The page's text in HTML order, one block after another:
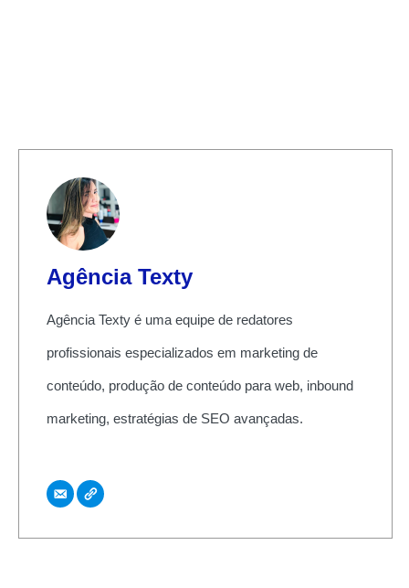
Agência Texty
Agência Texty é uma equipe de redatores
profissionais especializados em marketing de
conteúdo, produção de conteúdo para web, inbound
marketing, estratégias de SEO avançadas.